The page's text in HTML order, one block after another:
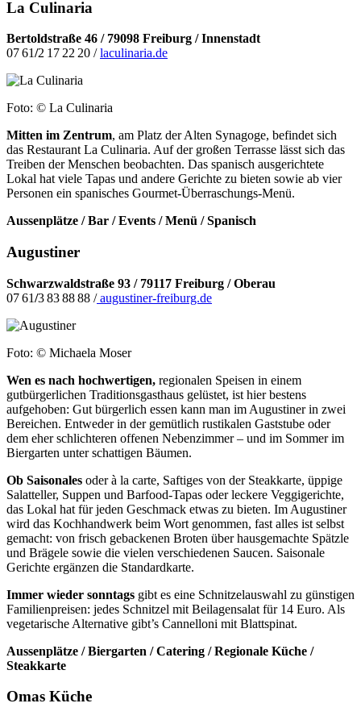
La Culinaria
Bertoldstraße 46 / 79098 Freiburg / Innenstadt
07 61/2 17 22 20 /laculinaria.de
Foto: © La Culinaria
Mitten im Zentrum, am Platz der Alten Synagoge, befindet sich
das Restaurant La Culinaria. Auf der großen Terrasse lässt sich das
Treiben der Menschen beobachten. Das spanisch ausgerichtete
Lokal hat viele Tapas und andere Gerichte zu bieten sowie ab vier
Personen ein spanisches Gourmet-Überraschungs-Menü.
Aussenplätze / Bar / Events / Menü / Spanisch
Augustiner
Schwarzwaldstraße 93 / 79117 Freiburg / Oberau
07 61/3 83 88 88 /augustiner-freiburg.de
Foto: © Michaela Moser
Wen es nach hochwertigen, regionalen Speisen in einem
gutbürgerlichen Traditionsgasthaus gelüstet, ist hier bestens
aufgehoben: Gut bürgerlich essen kann man im Augustiner in zwei
Bereichen. Entweder in der gemütlich rustikalen Gaststube oder
dem eher schlichteren offenen Nebenzimmer – und im Sommer im
Biergarten unter schattigen Bäumen.
Ob Saisonales oder à la carte, Saftiges von der Steakkarte, üppige
Salatteller, Suppen und Barfood-Tapas oder leckere Veggigerichte,
das Lokal hat für jeden Geschmack etwas zu bieten. Im Augustiner
wird das Kochhandwerk beim Wort genommen, fast alles ist selbst
gemacht: von frisch gebackenen Broten über hausgemachte Spätzle
und Brägele sowie die vielen verschiedenen Saucen. Saisonale
Gerichte ergänzen die Standardkarte.
Immer wieder sonntags gibt es eine Schnitzelauswahl zu günstigen
Familienpreisen: jedes Schnitzel mit Beilagensalat für 14 Euro. Als
vegetarische Alternative gibt’s Cannelloni mit Blattspinat.
Aussenplätze / Biergarten / Catering / Regionale Küche /
Steakkarte
Omas Küche